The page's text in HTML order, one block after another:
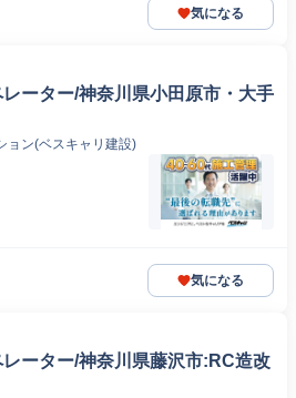
気になる
ーター/神奈川県小田原市・大手
ョン(ベスキャリ建設)
気になる
ーター/神奈川県藤沢市:RC造改